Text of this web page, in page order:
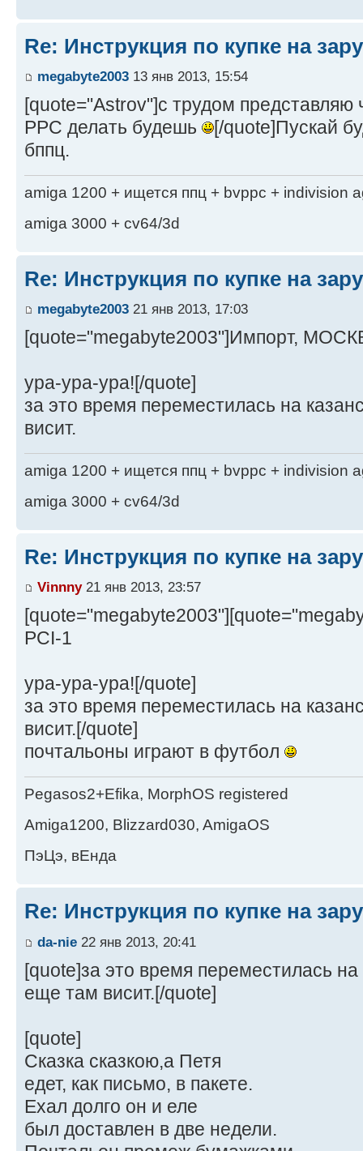
Re: Инструкция по купке на
megabyte2003 13 янв 2013, 15:54
[quote="Astrov"]с трудом представляю
РРС делать будешь
[/quote]Пускай
бппц.
amiga 1200 + ищется ппц + bvppc + indivision
amiga 3000 + cv64/3d
Re: Инструкция по купке на
megabyte2003 21 янв 2013, 17:03
[quote="megabyte2003"]Импорт,
ура-ура-ура![/quote]
за это время переместилась на
висит.
amiga 1200 + ищется ппц + bvppc + indivision
amiga 3000 + cv64/3d
Re: Инструкция по купке на
Vinnny21 янв 2013, 23:57
PCI-1
ура-ура-ура![/quote]
за это время переместилась на
висит.[/quote]
почтальоны играют в футбол
Pegasos2+Efika, MorphOS registered
Amiga1200, Blizzard030, AmigaOS
ПэЦэ, вЕнда
Re: Инструкция по купке на
da-nie 22 янв 2013, 20:41
[quote]за это время переместилась на
еще там висит.[/quote]
[quote]
Сказка сказкою,а Петя
едет, как письмо, в пакете.
Ехал долго он и еле
был доставлен в две недели.